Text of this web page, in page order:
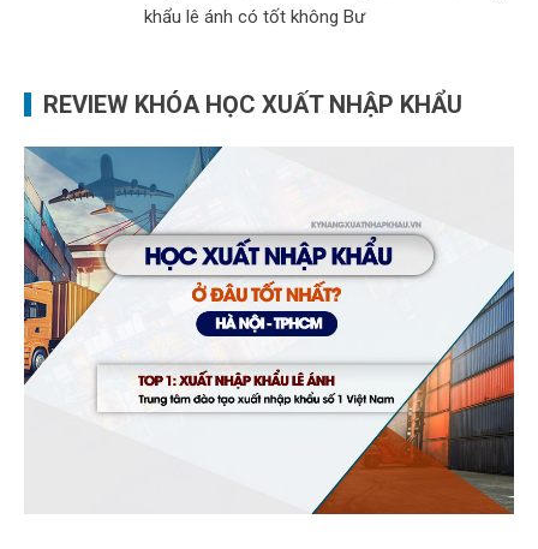
khẩu lê ánh có tốt không Bư
REVIEW KHÓA HỌC XUẤT NHẬP KHẨU